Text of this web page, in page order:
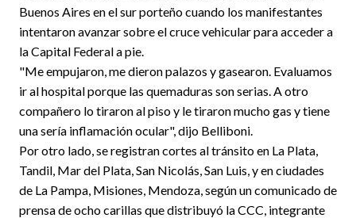
Buenos Aires en el sur porteño cuando los manifestantes
intentaron avanzar sobre el cruce vehicular para acceder a
la Capital Federal a pie.
"Me empujaron, me dieron palazos y gasearon. Evaluamos
ir al hospital porque las quemaduras son serias. A otro
compañero lo tiraron al piso y le tiraron mucho gas y tiene
una sería inflamación ocular", dijo Belliboni.
Por otro lado, se registran cortes al tránsito en La Plata,
Tandil, Mar del Plata, San Nicolás, San Luis, y en ciudades
de La Pampa, Misiones, Mendoza, según un comunicado de
prensa de ocho carillas que distribuyó la CCC, integrante